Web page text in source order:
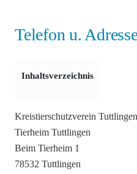
Telefon u.
Inhaltsverzeichnis
Kreistierschutzverein
Tierheim Tuttlingen
Beim Tierheim 1
78532 Tuttlingen